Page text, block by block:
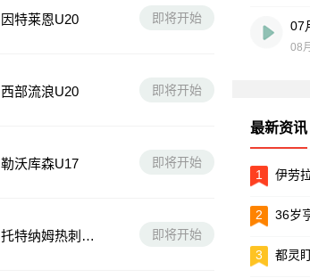
因特莱恩U20 即将开始
西部流浪U20 即将开始
勒沃库森U17 即将开始
托特纳姆热刺U1
即将开始
08
最新资讯
1 伊劳
2 36岁亨德
3 都灵盯